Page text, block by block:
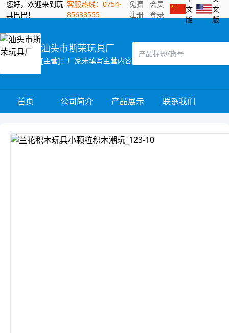
您好，欢迎来到玩
具巴巴！
客服热线：0754-
85638555
免费
注册
会员
登录
文
版
文
版
汕头市斯荣玩具厂
[主营]：厂家未填写主营内容
首页 公司简介 产品展示 联系我们